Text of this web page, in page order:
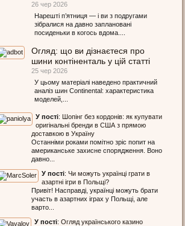
26 чер 2026
Нарешті п’ятниця — і ви з подругами
зібралися на давно заплановані
посиденьки в когось вдома....
Огляд: що ви дізнаєтеся про
шини контіненталь у цій статті
25 чер 2026
У цьому матеріалі наведено практичний
аналіз шин Continental: характеристика
моделей,...
У пості: Шопінг без кордонів: як купувати
оригінальні бренди в США з прямою
доставкою в Україну
Останніми роками помітно зріс попит на
американське захисне спорядження. Воно
давно...
У пості: Чи можуть українці грати в
азартні ігри в Польщі?
Привіт! Насправді, українці можуть брати
участь в азартних іграх у Польщі, але
варто...
У пості: Огляд українського казино